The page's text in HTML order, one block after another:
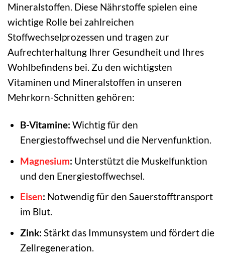
Mineralstoffen. Diese Nährstoffe spielen eine
wichtige Rolle bei zahlreichen
Stoffwechselprozessen und tragen zur
Aufrechterhaltung Ihrer Gesundheit und Ihres
Wohlbefindens bei. Zu den wichtigsten
Vitaminen und Mineralstoffen in unseren
Mehrkorn-Schnitten gehören:
B-Vitamine: Wichtig für den
Energiestoffwechsel und die Nervenfunktion.
Magnesium: Unterstützt die Muskelfunktion
und den Energiestoffwechsel.
Eisen: Notwendig für den Sauerstofftransport
im Blut.
Zink: Stärkt das Immunsystem und fördert die
Zellregeneration.